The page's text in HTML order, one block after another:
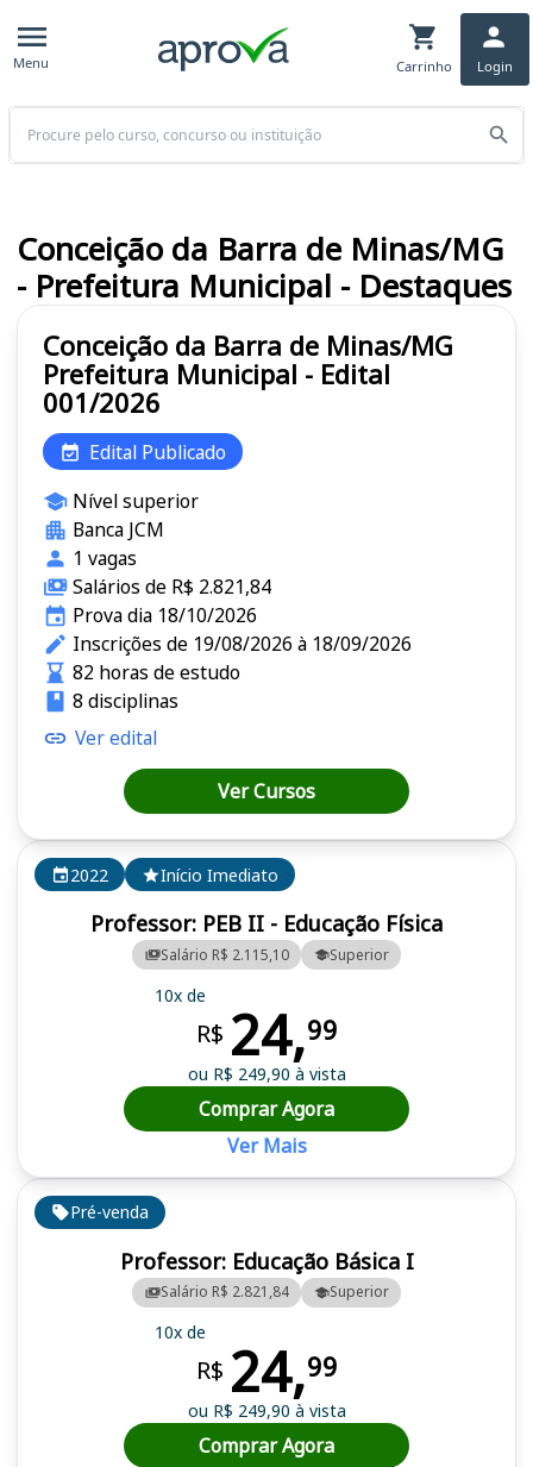
Menu Carrinho Login
Buscar
Pré-venda
Professor: Educação Básica I
Salário R$ 2.821,84 Superior
10x de
R$ 24,99
ou R$ 249,90 à vista
Comprar Agora
2022 Início Imediato
Professor: PEB II - Educação Física
Salário R$ 2.115,10 Superior
10x de
R$ 24,99
ou R$ 249,90 à vista
Comprar Agora
Ver Mais
Conceição da Barra de Minas/MG
Prefeitura Municipal - Edital
001/2026
Edital Publicado
Nível superior
Banca JCM
1 vagas
Salários de R$ 2.821,84
Prova dia 18/10/2026
Inscrições de 19/08/2026 à 18/09/2026
82 horas de estudo
8 disciplinas
Ver edital
Ver Cursos
Conceição da Barra de Minas/MG
- Prefeitura Municipal - Destaques